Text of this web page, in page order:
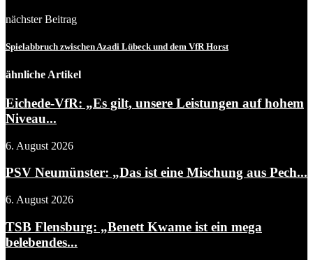
nächster Beitrag
Spielabbruch zwischen Azadi Lübeck und dem VfR Horst
ähnliche Artikel
Eichede-VfR: „Es gilt, unsere Leistungen auf hohem
Niveau...
6. August 2026
PSV Neumünster: „Das ist eine Mischung aus Pech...
6. August 2026
TSB Flensburg: „Benett Kwame ist ein mega
belebendes...